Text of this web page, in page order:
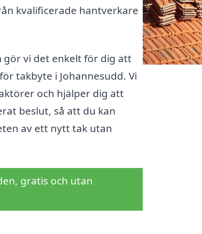
kvalificerade hantverkare
gör vi det enkelt för dig att
takbyte i Johannesudd. Vi
och hjälper dig att
beslut, så att du kan
av ett nytt tak utan
gratis och utan